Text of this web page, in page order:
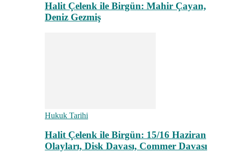
Halit Çelenk ile Birgün: Mahir Çayan,
Deniz Gezmiş
Hukuk Tarihi
Halit Çelenk ile Birgün: 15/16 Haziran
Olayları, Disk Davası, Commer Davası